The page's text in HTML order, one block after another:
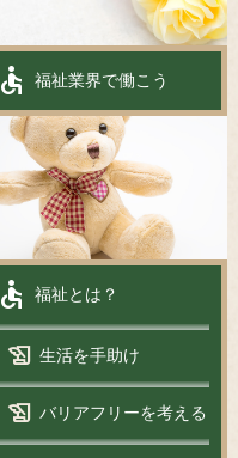
accessible 福祉業界で働こう
accessible 福祉とは？
history_edu 生活を手助け
history_edu バリアフリーを考える